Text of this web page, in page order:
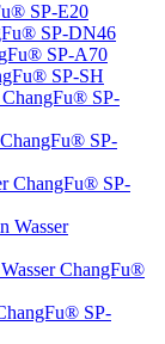
SP-E20
SP-DN46
SP-A70
SP-SH
SP-
SP-
ChangFu® SP-
Wasser
ChangFu®
SP-